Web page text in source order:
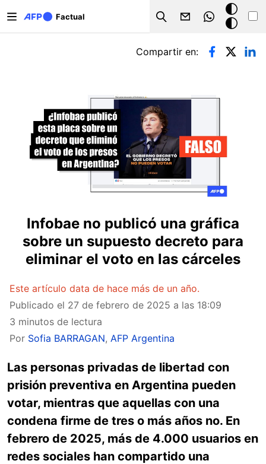
Factual
Search
Modo
oscuro
Solapas principales
Compartir en:
Infobae no publicó una gráfica
sobre un supuesto decreto para
eliminar el voto en las cárceles
Este artículo data de hace más de un año.
Publicado el 27 de febrero de 2025 a las 18:09
3 minutos de lectura
Por Sofia BARRAGAN, AFP Argentina
Las personas privadas de libertad con
prisión preventiva en Argentina pueden
votar, mientras que aquellas con una
condena firme de tres o más años no. En
febrero de 2025, más de 4.000 usuarios en
redes sociales han compartido una